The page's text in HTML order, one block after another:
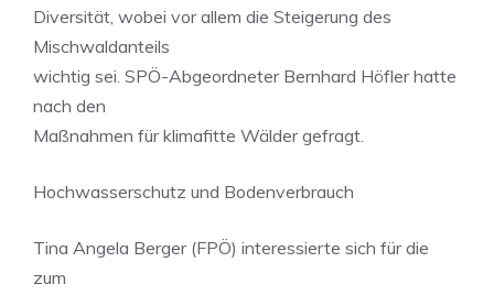
Diversität, wobei vor allem die Steigerung des
Mischwaldanteils
wichtig sei. SPÖ-Abgeordneter Bernhard Höfler hatte
nach den
Maßnahmen für klimafitte Wälder gefragt.
Hochwasserschutz und Bodenverbrauch
Tina Angela Berger (FPÖ) interessierte sich für die
zum